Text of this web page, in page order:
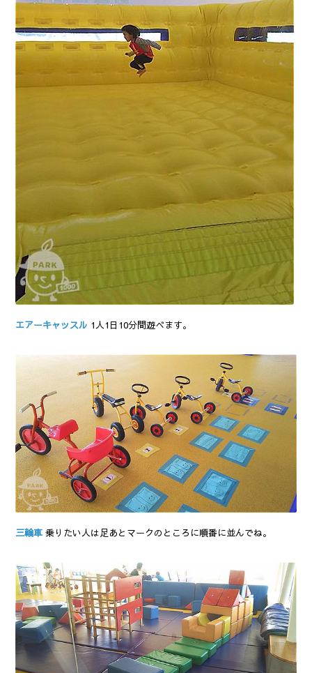
エアーキャッスル 1人1日10分間遊べます。
三輪車 乗りたい人は足あとマークのところに順番に並んでね。